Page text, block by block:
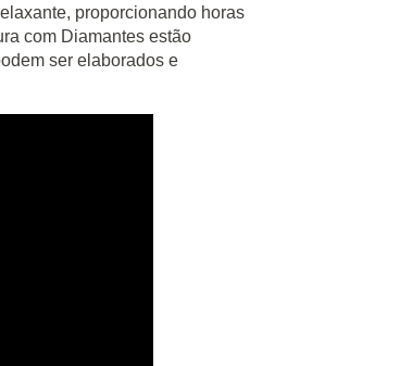
proporcionando horas
com Diamantes estão
ser elaborados e